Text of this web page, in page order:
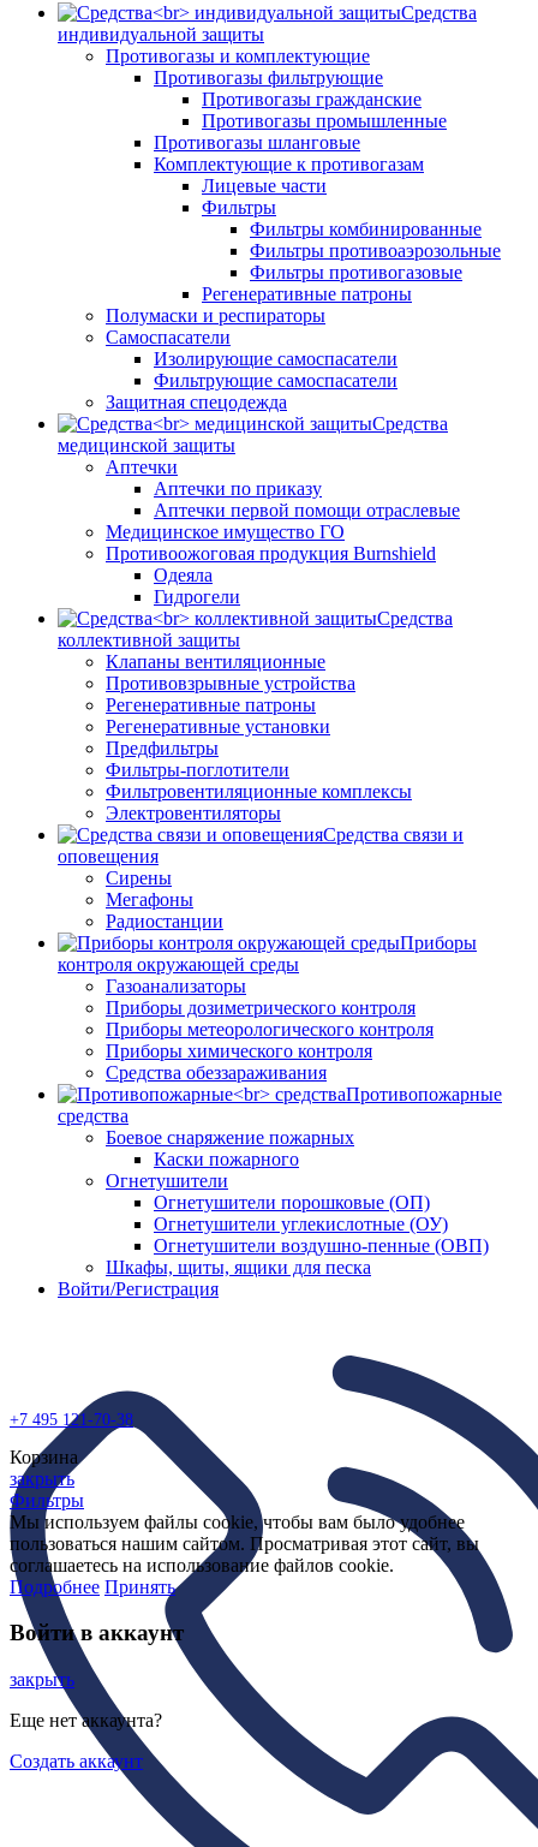
Средства
индивидуальной защиты
Противогазы и комплектующие
Противогазы фильтрующие
Противогазы гражданские
Противогазы промышленные
Противогазы шланговые
Комплектующие к противогазам
Лицевые части
Фильтры
Фильтры комбинированные
Фильтры противоаэрозольные
Фильтры противогазовые
Регенеративные патроны
Полумаски и респираторы
Самоспасатели
Изолирующие самоспасатели
Фильтрующие самоспасатели
Защитная спецодежда
Средства
медицинской защиты
Аптечки
Аптечки по приказу
Аптечки первой помощи отраслевые
Медицинское имущество ГО
Противоожоговая продукция Burnshield
Одеяла
Гидрогели
Средства
коллективной защиты
Клапаны вентиляционные
Противовзрывные устройства
Регенеративные патроны
Регенеративные установки
Предфильтры
Фильтры-поглотители
Фильтровентиляционные комплексы
Электровентиляторы
Средства связи и
оповещения
Сирены
Мегафоны
Радиостанции
Приборы
контроля окружающей среды
Газоанализаторы
Приборы дозиметрического контроля
Приборы метеорологического контроля
Приборы химического контроля
Средства обеззараживания
Противопожарные
средства
Боевое снаряжение пожарных
Каски пожарного
Огнетушители
Огнетушители порошковые (ОП)
Огнетушители углекислотные (ОУ)
Огнетушители воздушно-пенные (ОВП)
Шкафы, щиты, ящики для песка
Войти/Регистрация
+7 495 121-70-38
Корзина
закрыть
Фильтры
Мы используем файлы cookie, чтобы вам было удобнее
пользоваться нашим сайтом. Просматривая этот сайт, вы
соглашаетесь на использование файлов cookie.
Подробнее Принять
Войти в аккаунт
закрыть
Еще нет аккаунта?
Создать аккаунт